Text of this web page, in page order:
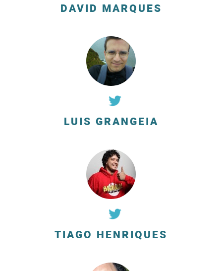
DAVID MARQUES
LUIS GRANGEIA
TIAGO HENRIQUES